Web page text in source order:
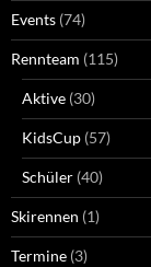
Events (74)
Rennteam (115)
Aktive (30)
KidsCup (57)
Schüler (40)
Skirennen (1)
Termine (3)